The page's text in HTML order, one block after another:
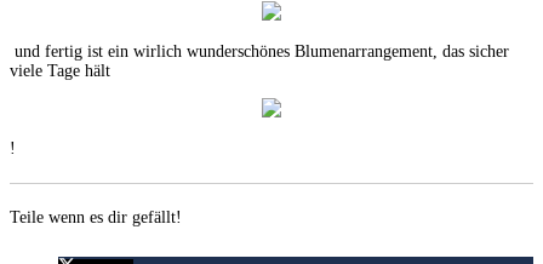
und fertig ist ein wirlich wunderschönes Blumenarrangement, das sicher
viele Tage hält
!
Teile wenn es dir gefällt!